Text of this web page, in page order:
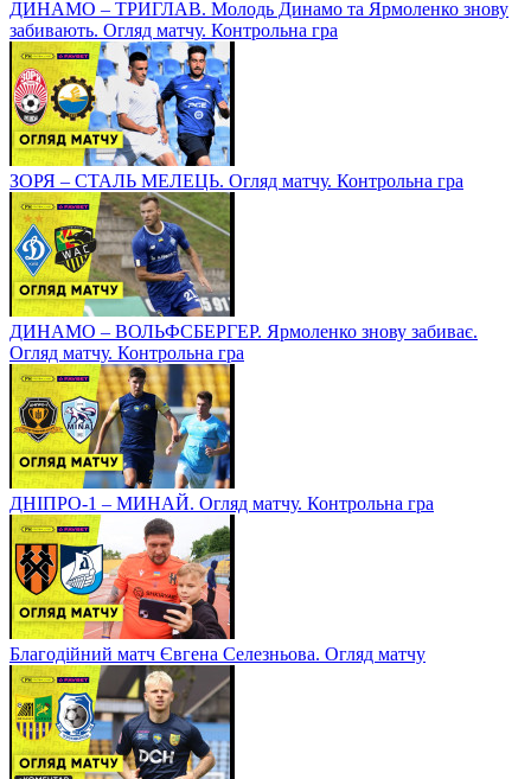
ДИНАМО – ТРИГЛАВ. Молодь Динамо та Ярмоленко знову
забивають. Огляд матчу. Контрольна гра
ЗОРЯ – СТАЛЬ МЕЛЕЦЬ. Огляд матчу. Контрольна гра
ДИНАМО – ВОЛЬФСБЕРГЕР. Ярмоленко знову забиває.
Огляд матчу. Контрольна гра
ДНІПРО-1 – МИНАЙ. Огляд матчу. Контрольна гра
Благодійний матч Євгена Селезньова. Огляд матчу